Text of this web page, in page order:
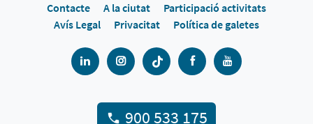
Contacte A la ciutat
Participació activitats
Avís Legal
Privacitat Política de galetes
900 533 175